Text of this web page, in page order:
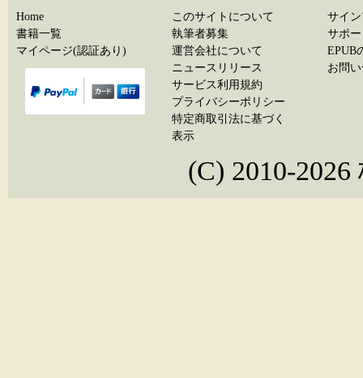
Home
書籍一覧
マイページ(認証あり)
このサイトについて
執筆者募集
運営会社について
ニュースリリース
サービス利用規約
プライバシーポリシー
特定商取引法に基づく
表示
サイ
サポ
EPUB
お問
(C) 2010-